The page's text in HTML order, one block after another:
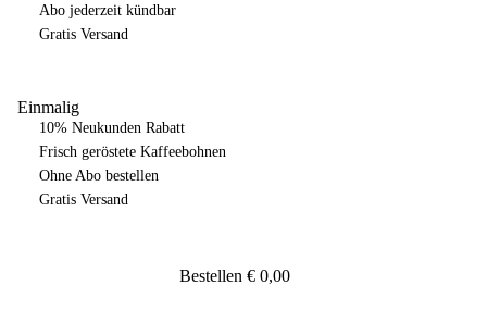
Abo jederzeit kündbar
Gratis Versand
Einmalig
10% Neukunden Rabatt
Frisch geröstete Kaffeebohnen
Ohne Abo bestellen
Gratis Versand
Bestellen € 0,00